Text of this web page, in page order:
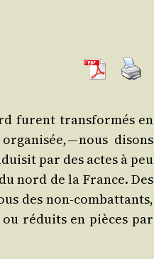
furent trans­for­més en
— nous disons
par des actes à peu
nord de la France. Des
des non-com­bat­tants,
réduits en pièces par